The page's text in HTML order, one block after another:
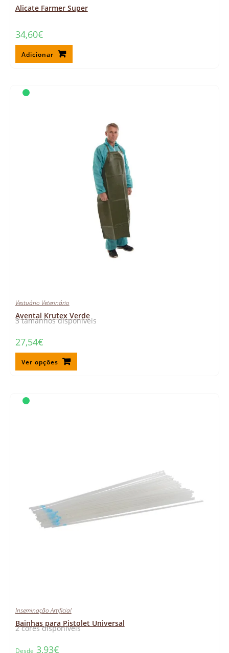
Alicate Farmer Super
34,60€
Adicionar
3 tamanhos disponíveis
Vestuário Veterinário
Avental Krutex Verde
27,54€
Ver opções
2 cores disponíveis
Inseminação Artificial
Bainhas para Pistolet Universal
Desde 3,93€